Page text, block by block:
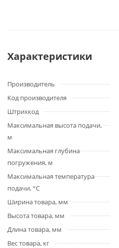
Характеристики
Производитель
Код производителя
Штрихкод
Максимальная высота подачи,
м
Максимальная глубина
погружения, м
Максимальная температура
подачи, °С
Ширина товара, мм
Высота товара, мм
Длина товара, мм
Вес товара, кг